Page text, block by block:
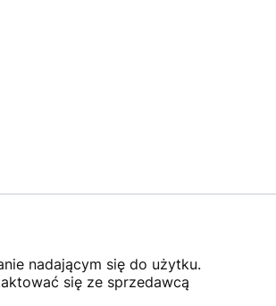
nadającym się do użytku.
się ze sprzedawcą